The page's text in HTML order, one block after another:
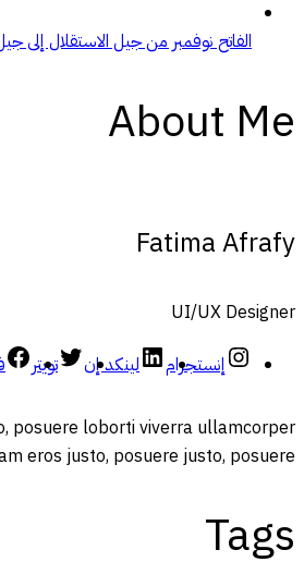
الفاتح نوفمبر من جيل الاستقلال إلى
About Me
Fatima Afrafy
UI/UX Designer
إنستجرام
لينكد إن تويتر
posuere loborti viverra ullamcorper
eros justo, posuere justo, posuere.
Tags